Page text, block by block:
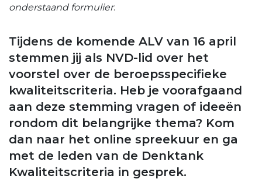
onderstaand formulier.
Tijdens de komende ALV van 16 april
stemmen jij als NVD-lid over het
voorstel over de beroepsspecifieke
kwaliteitscriteria. Heb je voorafgaand
aan deze stemming vragen of ideeën
rondom dit belangrijke thema? Kom
dan naar het online spreekuur en ga
met de leden van de Denktank
Kwaliteitscriteria in gesprek.